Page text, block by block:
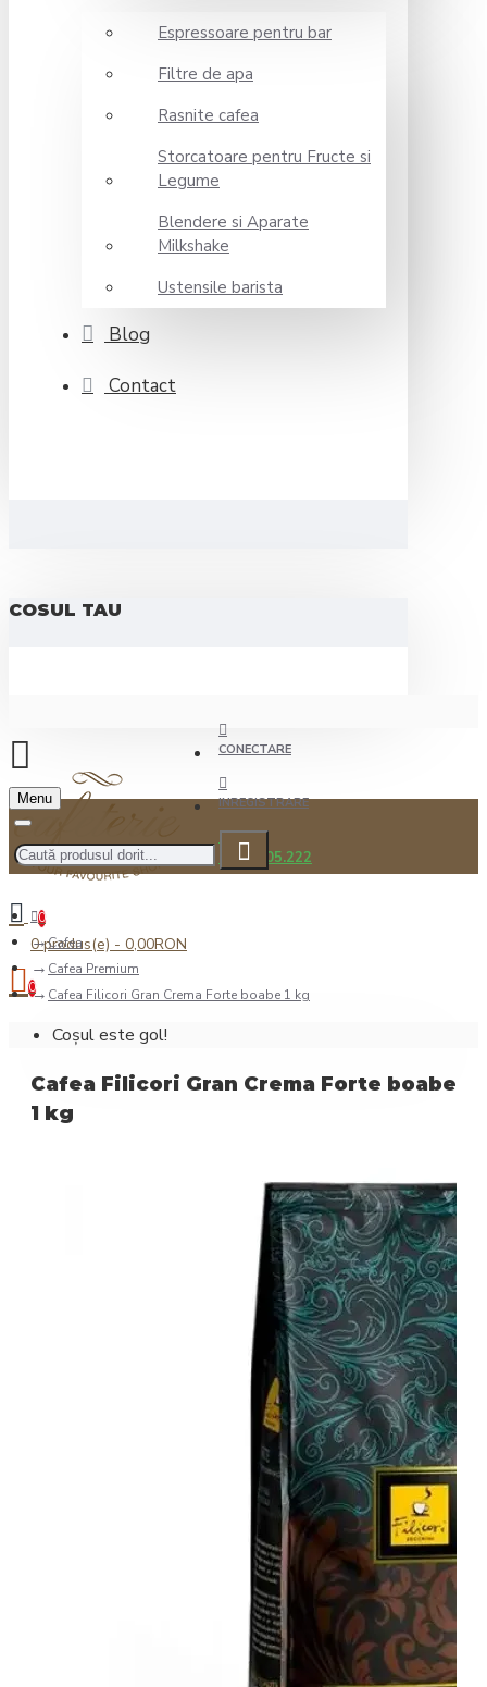
Espressoare pentru bar
Filtre de apa
Rasnite cafea
Storcatoare pentru Fructe si
Legume
Blendere si Aparate
Milkshake
Ustensile barista
Blog
Contact
COSUL TAU
CONECTARE
INREGISTRARE
0722.505.222
Menu
0
0 produs(e) - 0,00RON
0
Coșul este gol!
Cafea
Cafea Premium
Cafea Filicori Gran Crema Forte boabe 1 kg
Cafea Filicori Gran Crema Forte boabe
1 kg